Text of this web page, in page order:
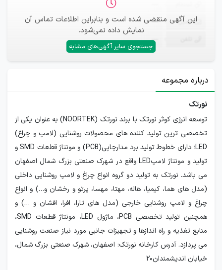
این آگهی منقضی شده است و بنابراین اطلاعات تماس آن
نمایش داده نمی‌شود.
جستجوی سایر آگهی‌های مشابه
ایمیل —
—
درباره مجموعه
نورتک
توسعه انرژی کوثر نورتک با برند نورتک (NOORTEK) به عنوان یکی از
تخصصی ترین تولید کننده های محصولات روشنایی (لامپ و چراغ)
LED؛ دارای خطوط تولید برد مدارچاپی(PCB) و مونتاژ قطعات SMD و
تولید و مونتاژ لامپLED واقع در شهرک صنعتی بزرگ شمال اصفهان
می باشد. نورتک به تولید دو گروه انواع چراغ و لامپ روشنایی داخلی
(مدل های هما، کیمیا، هاله، مهتا، مهسا، پرتو و رخشان و…) و انواع
چراغ و لامپ روشنایی خارجی (مدل های تارا، افرا، افشان و …) و
همچنین تولید تخصصی PCB، ماژول LED، مونتاژ قطعات SMD،
منابع تغذیه و راه اندازها و تجهیزات جانبی مورد نیاز صنعت روشنایی
می پردازد. آدرس کارخانه نورتک: اصفهان، شهرک صنعتی بزرگ شمال،
خیابان اندیشمندان20